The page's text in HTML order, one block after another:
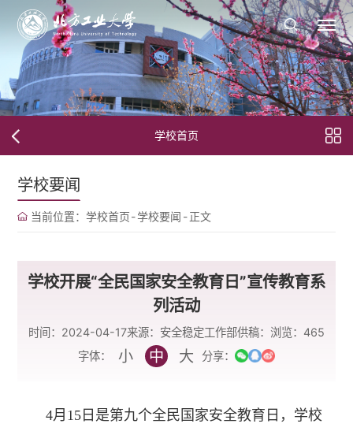
学校首页
学校要闻
当前位置： 学校首页-学校要闻 -正文
学校开展“全民国家安全教育日”宣传教育系
列活动
时间：2024-04-17来源：安全稳定工作部供稿： 浏览： 465
字体：
小 中 大 分享：
4月15日是第九个全民国家安全教育日，学校